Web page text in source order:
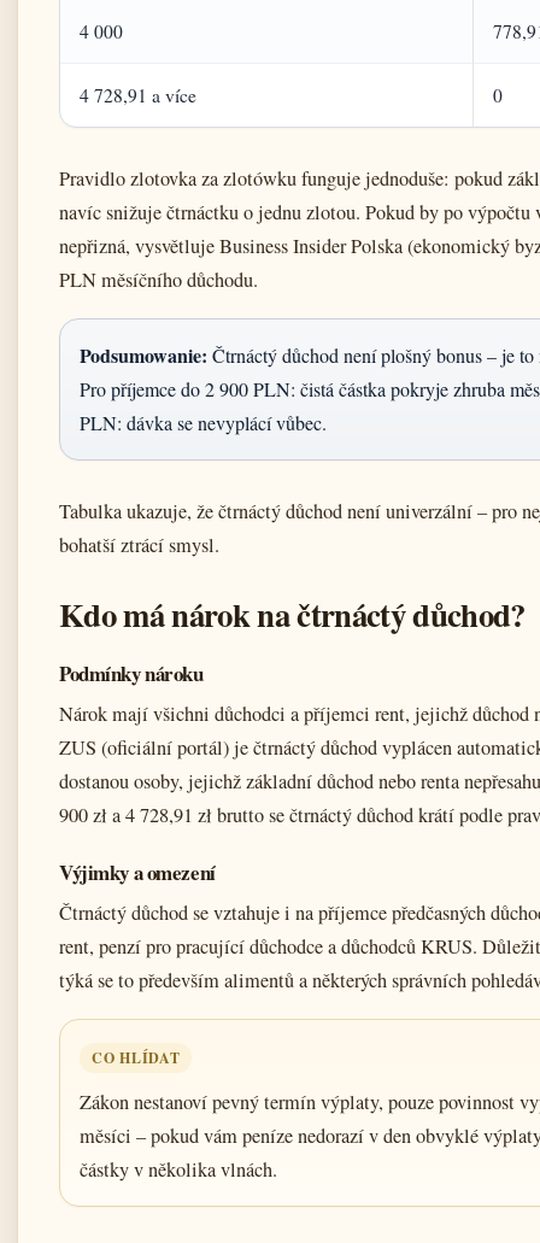
4 000
4 728,91 a více 0
Pravidlo zlotovka za zlotówku funguje jednoduše: pokud
navíc snižuje čtrnáctku o jednu zlotou. Pokud by po
nepřizná, vysvětluje Business Insider Polska (ekonomický
PLN měsíčního důchodu.
Podsumowanie: Čtrnáctý důchod není plošný bonus – je
Pro příjemce do 2 900 PLN: čistá částka pokryje zhruba
PLN: dávka se nevyplácí vůbec.
Tabulka ukazuje, že čtrnáctý důchod není univerzální – pro
bohatší ztrácí smysl.
Kdo má nárok na čtrnáctý důchod?
Podmínky nároku
Nárok mají všichni důchodci a příjemci rent, jejichž důchod
ZUS (oficiální portál) je čtrnáctý důchod vyplácen
dostanou osoby, jejichž základní důchod nebo renta
900 zł a 4 728,91 zł brutto se čtrnáctý důchod krátí podle
Výjimky a omezení
Čtrnáctý důchod se vztahuje i na příjemce předčasných
rent, penzí pro pracující důchodce a důchodců KRUS.
týká se to především alimentů a některých správních
CO HLÍDAT
Zákon nestanoví pevný termín výplaty, pouze povinnost
měsíci – pokud vám peníze nedorazí v den obvyklé
částky v několika vlnách.